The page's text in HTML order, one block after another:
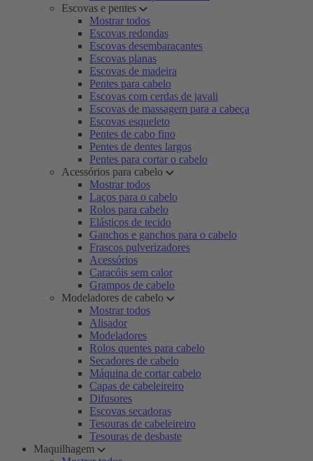
Escovas e pentes
Mostrar todos
Escovas redondas
Escovas desembaraçantes
Escovas planas
Escovas de madeira
Pentes para cabelo
Escovas com cerdas de javali
Escovas de massagem para a cabeça
Escovas esqueleto
Pentes de cabo fino
Pentes de dentes largos
Pentes para cortar o cabelo
Acessórios para cabelo
Mostrar todos
Laços para o cabelo
Rolos para cabelo
Elásticos de tecido
Ganchos e ganchos para o cabelo
Frascos pulverizadores
Acessórios
Caracóis sem calor
Grampos de cabelo
Modeladores de cabelo
Mostrar todos
Alisador
Modeladores
Rolos quentes para cabelo
Secadores de cabelo
Máquina de cortar cabelo
Capas de cabeleireiro
Difusores
Escovas secadoras
Tesouras de cabeleireiro
Tesouras de desbaste
Maquilhagem